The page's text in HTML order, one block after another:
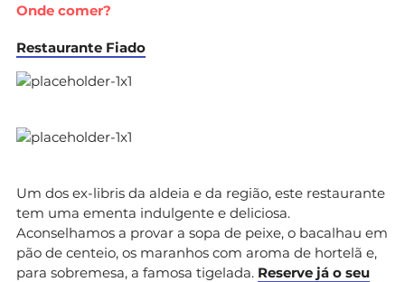
Onde comer?
Restaurante Fiado
Um dos ex-libris da aldeia e da região, este restaurante
tem uma ementa indulgente e deliciosa.
Aconselhamos a provar a sopa de peixe, o bacalhau em
pão de centeio, os maranhos com aroma de hortelã e,
para sobremesa, a famosa tigelada. Reserve já o seu